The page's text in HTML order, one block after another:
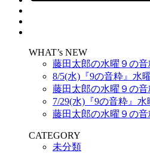
WHAT’s NEW
藤田太郎の水曜９の音
8/5(水)『9の音粋』水
藤田太郎の水曜９の音
7/29(水)『9の音粋』水
藤田太郎の水曜９の音
CATEGORY
未分類